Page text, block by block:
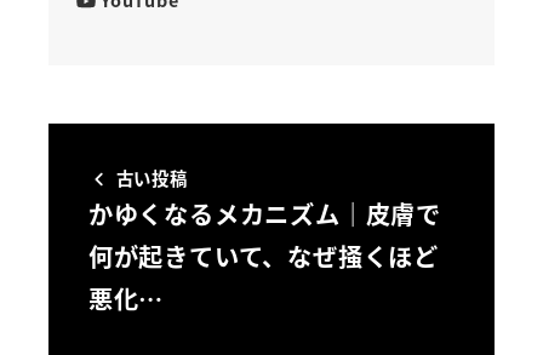
古い投稿
かゆくなるメカニズム｜皮膚で
何が起きていて、なぜ掻くほど
悪化…